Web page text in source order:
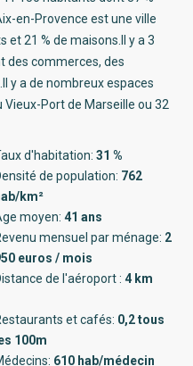
en-Provence est une ville
21 % de maisons.Il y a 3
des commerces, des
y a de nombreux espaces
Port de Marseille ou 32
d'habitation: 31 %
de population: 762
km²
moyen: 41 ans
mensuel par ménage: 2
euros / mois
de l'aéroport : 4 km
et cafés: 0,2 tous
100m
610 hab/médecin